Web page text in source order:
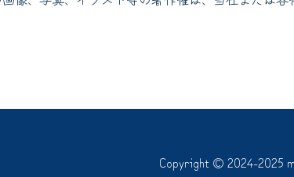
Copyright © 2024-2025